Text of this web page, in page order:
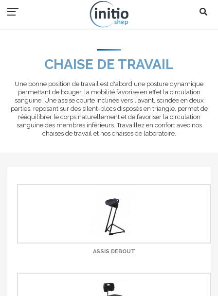
CHAISE DE TRAVAIL
Une bonne position de travail est d'abord une posture dynamique
permettant de bouger, la mobilité favorise en effet la circulation
sanguine. Une assise courte inclinée vers l'avant, scindée en deux
parties, reposant sur des silent-blocs disposés en triangle, permet de
rééquilibrer le corps naturellement et de favoriser la circulation
sanguine des membres inférieurs. Travaillez en confort avec nos
chaises de travail et nos chaises de laboratoire.
ASSIS DEBOUT